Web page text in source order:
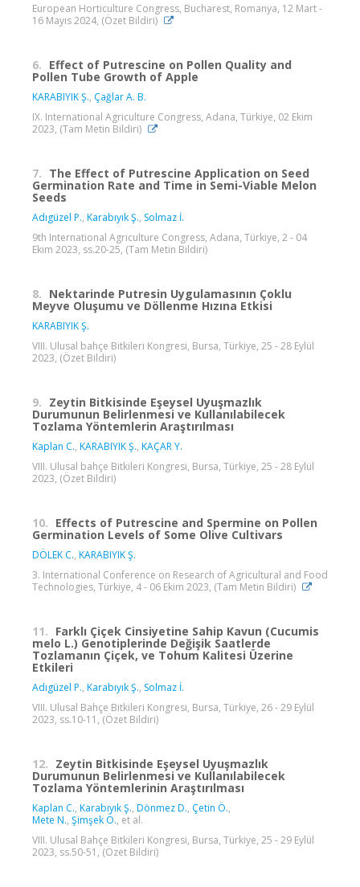
European Horticulture Congress, Bucharest, Romanya, 12 Mart -
16 Mayıs 2024, (Özet Bildiri)
6. Effect of Putrescine on Pollen Quality and
Pollen Tube Growth of Apple
KARABIYIK Ş., Çağlar A. B.
IX. International Agriculture Congress, Adana, Türkiye, 02 Ekim
2023, (Tam Metin Bildiri)
7. The Effect of Putrescine Application on Seed
Germination Rate and Time in Semi-Viable Melon
Seeds
Adıgüzel P., Karabıyık Ş., Solmaz İ.
9th International Agriculture Congress, Adana, Türkiye, 2 - 04
Ekim 2023, ss.20-25, (Tam Metin Bildiri)
8. Nektarinde Putresin Uygulamasının Çoklu
Meyve Oluşumu ve Döllenme Hızına Etkisi
KARABIYIK Ş.
VIII. Ulusal bahçe Bitkileri Kongresi, Bursa, Türkiye, 25 - 28 Eylül
2023, (Özet Bildiri)
9. Zeytin Bitkisinde Eşeysel Uyuşmazlık
Durumunun Belirlenmesi ve Kullanılabilecek
Tozlama Yöntemlerin Araştırılması
Kaplan C., KARABIYIK Ş., KAÇAR Y.
VIII. Ulusal bahçe Bitkileri Kongresi, Bursa, Türkiye, 25 - 28 Eylül
2023, (Özet Bildiri)
10. Effects of Putrescine and Spermine on Pollen
Germination Levels of Some Olive Cultivars
DÖLEK C., KARABIYIK Ş.
3. International Conference on Research of Agricultural and Food
Technologies, Türkiye, 4 - 06 Ekim 2023, (Tam Metin Bildiri)
11. Farklı Çiçek Cinsiyetine Sahip Kavun (Cucumis
melo L.) Genotiplerinde Değişik Saatlerde
Tozlamanın Çiçek, ve Tohum Kalitesi Üzerine
Etkileri
Adıgüzel P., Karabıyık Ş., Solmaz İ.
VIII. Ulusal Bahçe Bitkileri Kongresi, Bursa, Türkiye, 26 - 29 Eylül
2023, ss.10-11, (Özet Bildiri)
12. Zeytin Bitkisinde Eşeysel Uyuşmazlık
Durumunun Belirlenmesi ve Kullanılabilecek
Tozlama Yöntemlerinin Araştırılması
Kaplan C., Karabıyık Ş., Dönmez D., Çetin Ö.,
Mete N., Şimşek Ö., et al.
VIII. Ulusal Bahçe Bitkileri Kongresi, Bursa, Türkiye, 25 - 29 Eylül
2023, ss.50-51, (Özet Bildiri)